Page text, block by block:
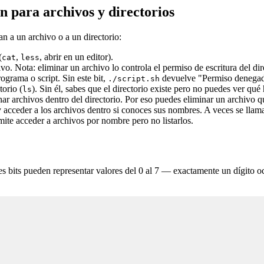
para archivos y directorios
a un archivo o a un directorio:
cat, less, abrir en un editor).
Nota: eliminar un archivo lo controla el permiso de escritura del
o script. Sin este bit, ./script.sh devuelve "Permiso
(ls). Sin él, sabes que el directorio existe pero no puedes ver qué
archivos dentro del directorio. Por eso puedes eliminar un archivo
acceder a los archivos dentro si conoces sus nombres. A veces se
acceder a archivos por nombre pero no listarlos.
bits pueden representar valores del 0 al 7 — exactamente un dígito